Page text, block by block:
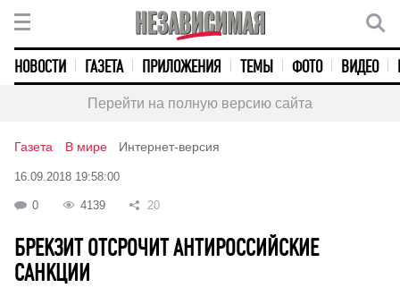
НОВОСТИ ГАЗЕТА ПРИЛОЖЕНИЯ ТЕМЫ ФОТО ВИДЕО
Перейти на полную версию сайта
Газета В мире Интернет-версия
16.09.2018 19:58:00
0 4139 20
БРЕКЗИТ ОТСРОЧИТ АНТИРОССИЙСКИЕ
САНКЦИИ